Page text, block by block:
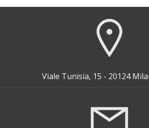
Viale Tunisia, 15 - 20124